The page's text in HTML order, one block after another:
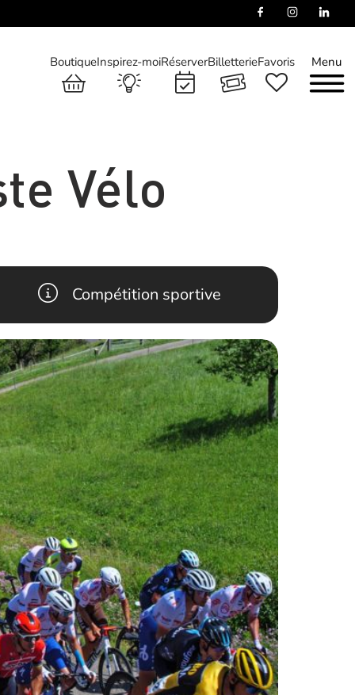
Menu
BoutiqueInspirez-moiRéserverBilletterieFavoris
Vélo
Compétition sportive